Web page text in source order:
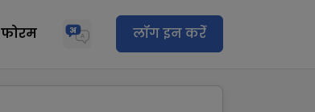
फोरम लॉग इन करेंं